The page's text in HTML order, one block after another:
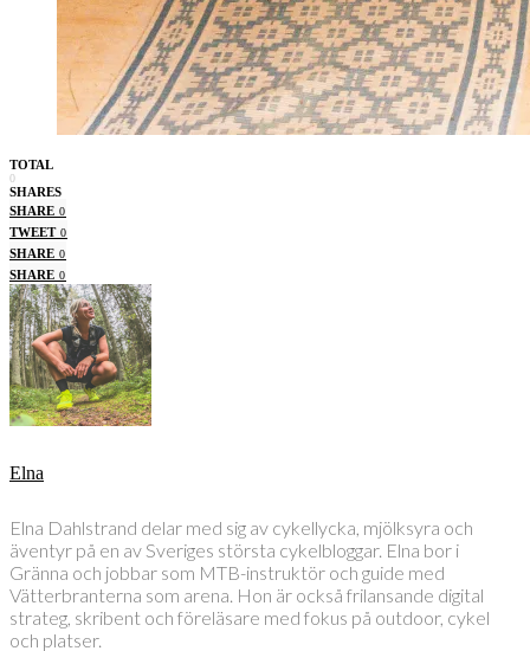
TOTAL
0
SHARES
SHARE 0
TWEET 0
SHARE 0
SHARE 0
Elna
Elna Dahlstrand delar med sig av cykellycka, mjölksyra och
äventyr på en av Sveriges största cykelbloggar. Elna bor i
Gränna och jobbar som MTB-instruktör och guide med
Vätterbranterna som arena. Hon är också frilansande digital
strateg, skribent och föreläsare med fokus på outdoor, cykel
och platser.